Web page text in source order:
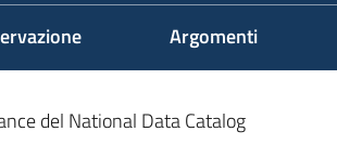
Argomenti
del National Data Catalog